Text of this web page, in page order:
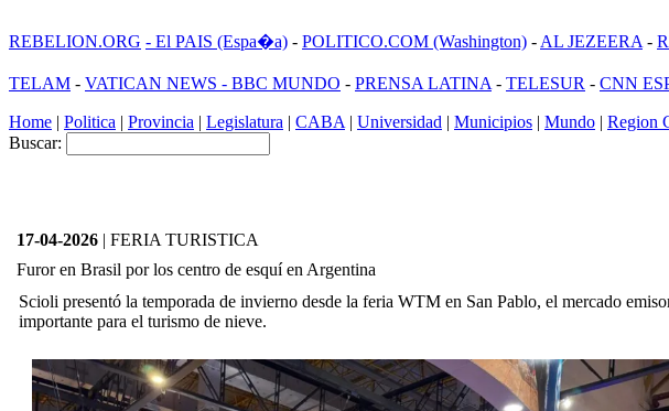
REBELION.ORG - El PAIS (Espa�a) - POLITICO.COM (Washington) - AL JEZEERA -
TELAM - VATICAN NEWS - BBC MUNDO - PRENSA LATINA - TELESUR - CNN
Home | Politica | Provincia | Legislatura | CABA | Universidad | Municipios | Mundo | Region
Buscar:
17-04-2026 | FERIA TURISTICA
Furor en Brasil por los centro de esquí en Argentina
Scioli presentó la temporada de invierno desde la feria WTM en San Pablo, el mercado
importante para el turismo de nieve.